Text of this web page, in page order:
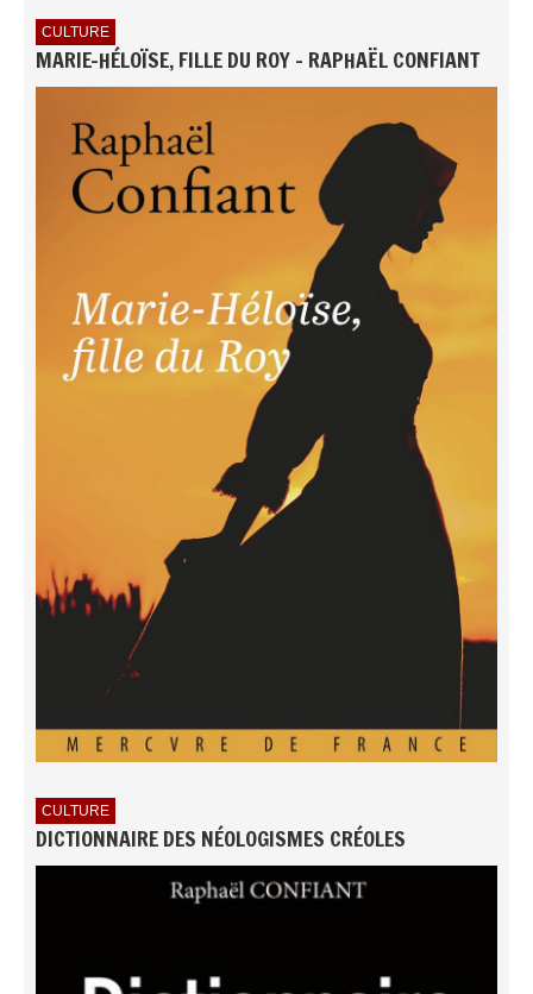
CULTURE
MARIE-HÉLOÏSE, FILLE DU ROY - RAPHAËL CONFIANT
CULTURE
DICTIONNAIRE DES NÉOLOGISMES CRÉOLES